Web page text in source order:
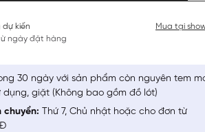
dự kiến
ngày đặt hàng
Mua tại
30 ngày với sản phẩm còn nguyên tem
dụng, giặt (Không bao gồm đồ lót)
chuyển: Thứ 7, Chủ nhật hoặc cho đơn từ